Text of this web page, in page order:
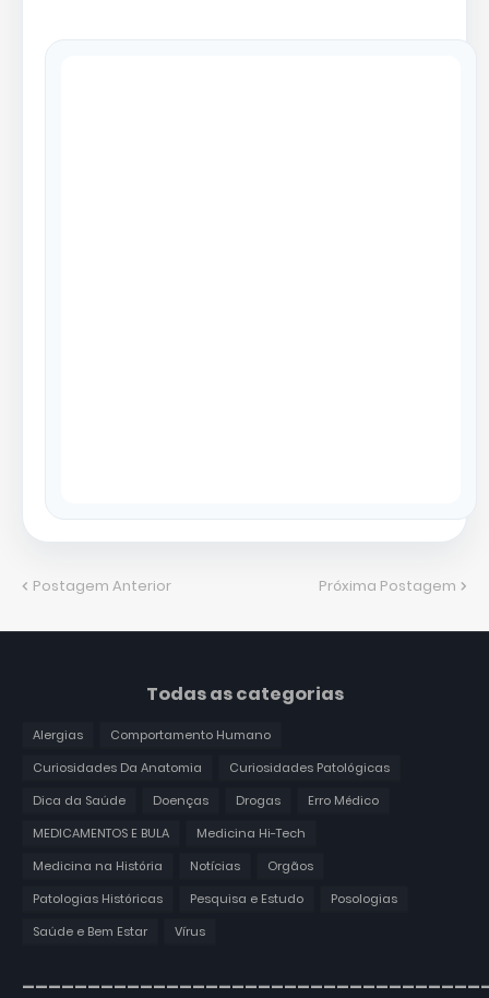
Postagem Anterior Próxima Postagem
Todas as categorias
Alergias
Comportamento Humano
Curiosidades Da Anatomia
Curiosidades Patológicas
Dica da Saúde
Doenças Drogas
Erro Médico
MEDICAMENTOS E BULA
Medicina Hi-Tech
Medicina na História
Notícias
Orgãos
Patologias Históricas
Pesquisa e Estudo
Posologias
Saúde e Bem Estar
Vírus